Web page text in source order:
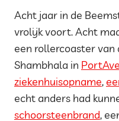
Acht jaar in de
vrolijk voort. Acht
een rollercoaster
Shambhala in
ziekenhuisopname,
echt anders had
schoorsteenbrand,